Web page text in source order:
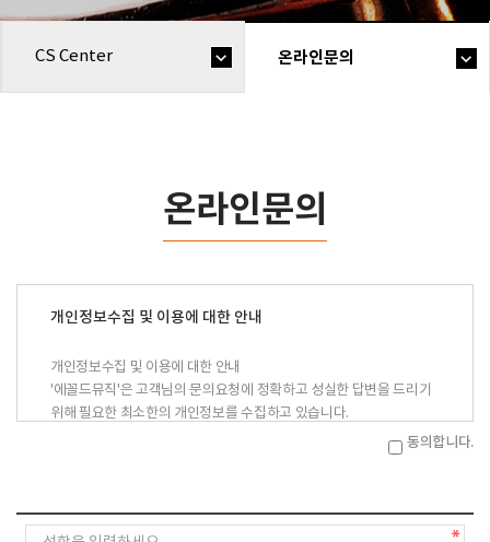
CS Center 온라인문의
온라인문의
개인정보수집 및 이용에 대한 안내
개인정보수집 및 이용에 대한 안내
'에꼴드뮤직'은 고객님의 문의요청에 정확하고 성실한 답변을 드리기
위해 필요한 최소한의 개인정보를 수집하고 있습니다.
이에 개인정보의 수집 및 이용에 관하여 아래와 같이 고지하오니 충분
보유기간 : 1년
동의합니다.